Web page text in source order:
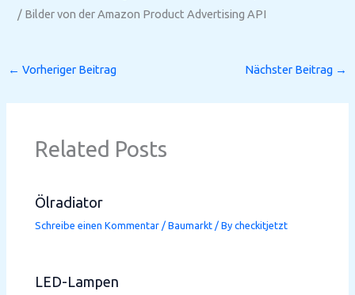
/ Bilder von der Amazon Product Advertising API
← Vorheriger Beitrag Nächster Beitrag →
Related Posts
Ölradiator
Schreibe einen Kommentar /Baumarkt / Bycheckitjetzt
LED-Lampen